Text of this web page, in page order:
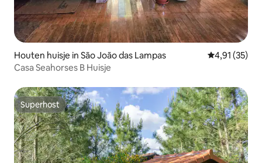
Houten huisje in São João das Lampas Gemiddelde
4,91 (35)
Casa Seahorses B Huisje
Superhost
Superhost